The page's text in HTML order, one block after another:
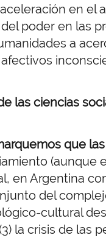
en el
poder en las
a
las ciencias
que
(aunque
en Argentina
del
cultural
la crisis de las